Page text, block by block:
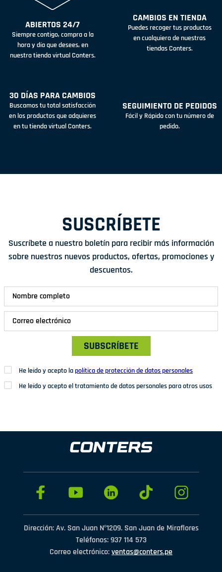
ABIERTOS 24/7
Siempre contigo, compra a la
hora y día que desees, en
nuestra tienda virtual Conters.
CAMBIOS EN TIENDA
Puedes recoger tus productos
en cualquiera de nuestras
tiendas Conters.
30 DÍAS PARA CAMBIOS
Buscamos tu total satisfacción
en los productos que adquieres
en tu tienda virtual Conters.
SEGUIMIENTO DE PEDIDOS
Fácil y Rápido con tu número de
pedido.
SUSCRÍBETE
Suscríbete a nuestro boletín para recibir más información
sobre nuestros nuevos productos, ofertas, promociones y
descuentos.
SUBSCRÍBETE
He leído y acepto lapolítica de protección de datos personales
He leído y acepto el tratamiento de datos personales para otros usos
Dirección: Av. San Juan Nº1209. San Juan de Miraflores
Teléfonos: 937 114 573
Correo electrónico:ventas@conters.pe